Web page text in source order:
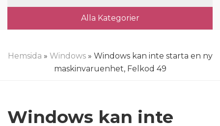
Alla Kategorier
Hemsida » Windows» Windows kan inte starta en ny
maskinvaruenhet, Felkod 49
Windows kan inte